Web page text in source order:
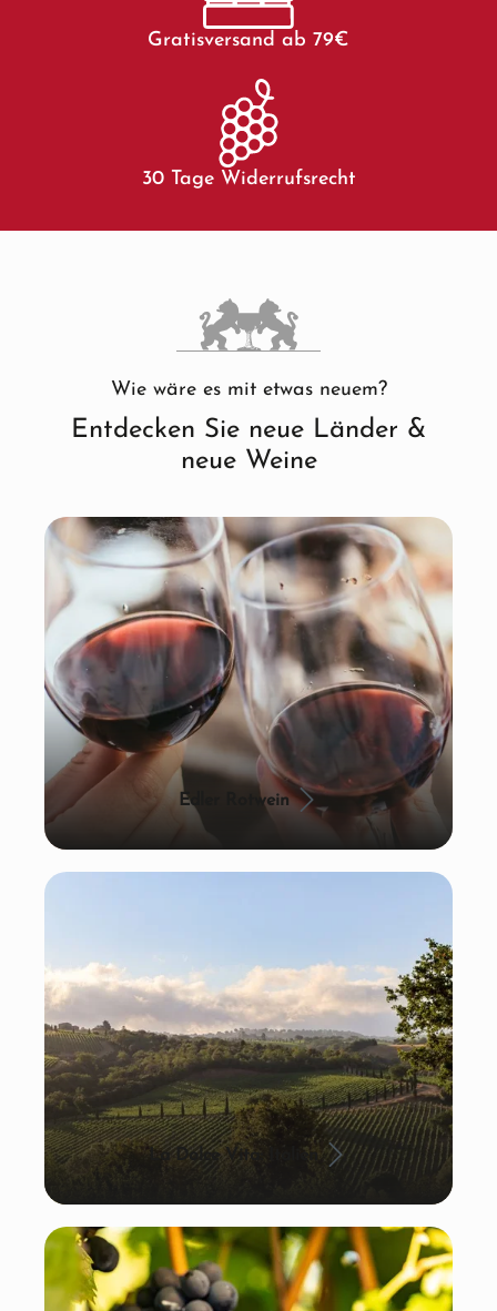
Gratisversand ab 79€
30 Tage Widerrufsrecht
Wie wäre es mit etwas neuem?
Entdecken Sie neue Länder &
neue Weine
Edler Rotwein
La Dolce Vita: Italien